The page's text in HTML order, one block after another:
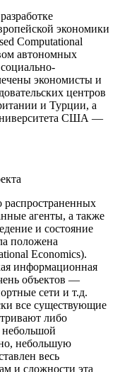
экономики
Computational
автономных
экономисты и
центров
и Турции, а
США —
распространенных
агенты, а также
и состояние
положена
Economics).
информационная
объектов —
сети и т.д.
все существующие
либо
небольшой
небольшую
весь
и сложности эта